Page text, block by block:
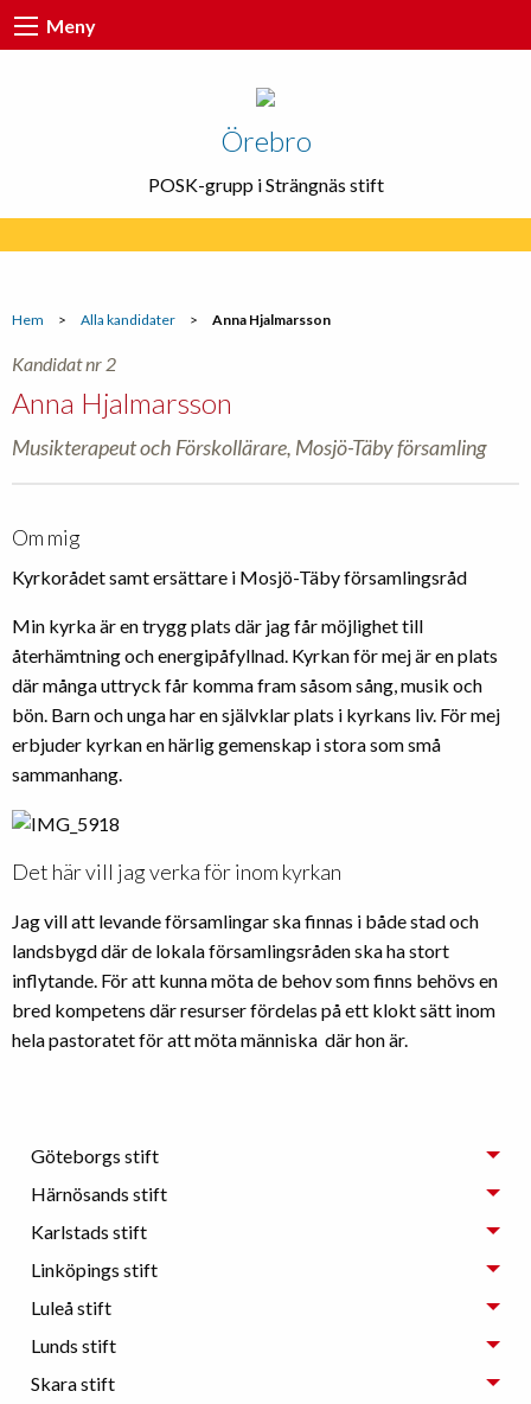
Meny
Örebro
POSK-grupp i Strängnäs stift
Hem > Alla kandidater > Anna Hjalmarsson
Kandidat nr 2
Anna Hjalmarsson
Musikterapeut och Förskollärare, Mosjö-Täby församling
Om mig
Kyrkorådet samt ersättare i Mosjö-Täby församlingsråd
Min kyrka är en trygg plats där jag får möjlighet till
återhämtning och energipåfyllnad. Kyrkan för mej är en plats
där många uttryck får komma fram såsom sång, musik och
bön. Barn och unga har en självklar plats i kyrkans liv. För mej
erbjuder kyrkan en härlig gemenskap i stora som små
sammanhang.
Det här vill jag verka för inom kyrkan
Jag vill att levande församlingar ska finnas i både stad och
landsbygd där de lokala församlingsråden ska ha stort
inflytande. För att kunna möta de behov som finns behövs en
bred kompetens där resurser fördelas på ett klokt sätt inom
hela pastoratet för att möta människa där hon är.
Göteborgs stift
Härnösands stift
Karlstads stift
Linköpings stift
Luleå stift
Lunds stift
Skara stift